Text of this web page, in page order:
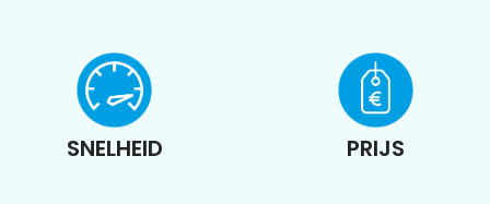
SNELHEID PRIJS